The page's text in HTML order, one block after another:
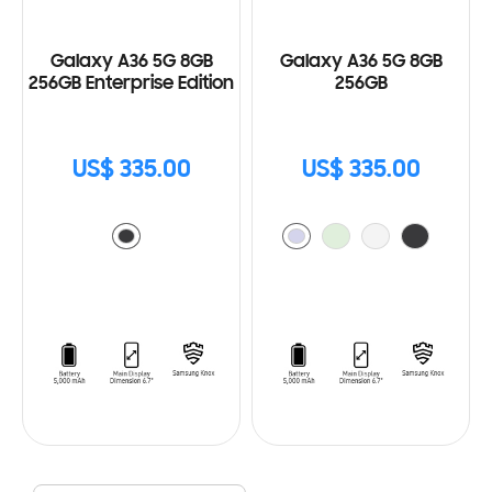
Galaxy A36 5G 8GB
256GB Enterprise Edition
US$ 335.00
Galaxy A36 5G 8GB
256GB
US$ 335.00